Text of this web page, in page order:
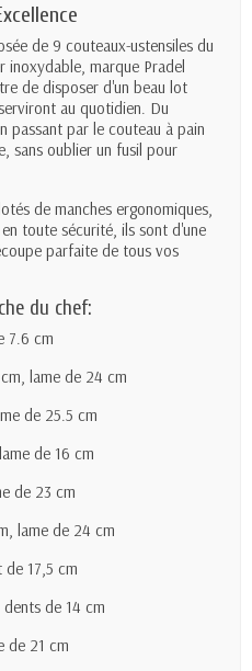
de 9 couteaux-ustensiles du
inoxydable, marque Pradel
de disposer d'un beau lot
au quotidien. Du
passant par le couteau à pain
sans oublier un fusil pour
de manches ergonomiques,
toute sécurité, ils sont d'une
parfaite de tous vos
du chef:
7.6 cm
lame de 24 cm
de 25.5 cm
de 16 cm
de 23 cm
lame de 24 cm
17,5 cm
de 14 cm
de 21 cm